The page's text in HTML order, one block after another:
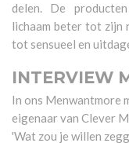
delen. De
lichaam beter tot zijn
tot sensueel en
INTERVIEW
In ons Menwantmore
eigenaar van Clever
'Wat zou je willen